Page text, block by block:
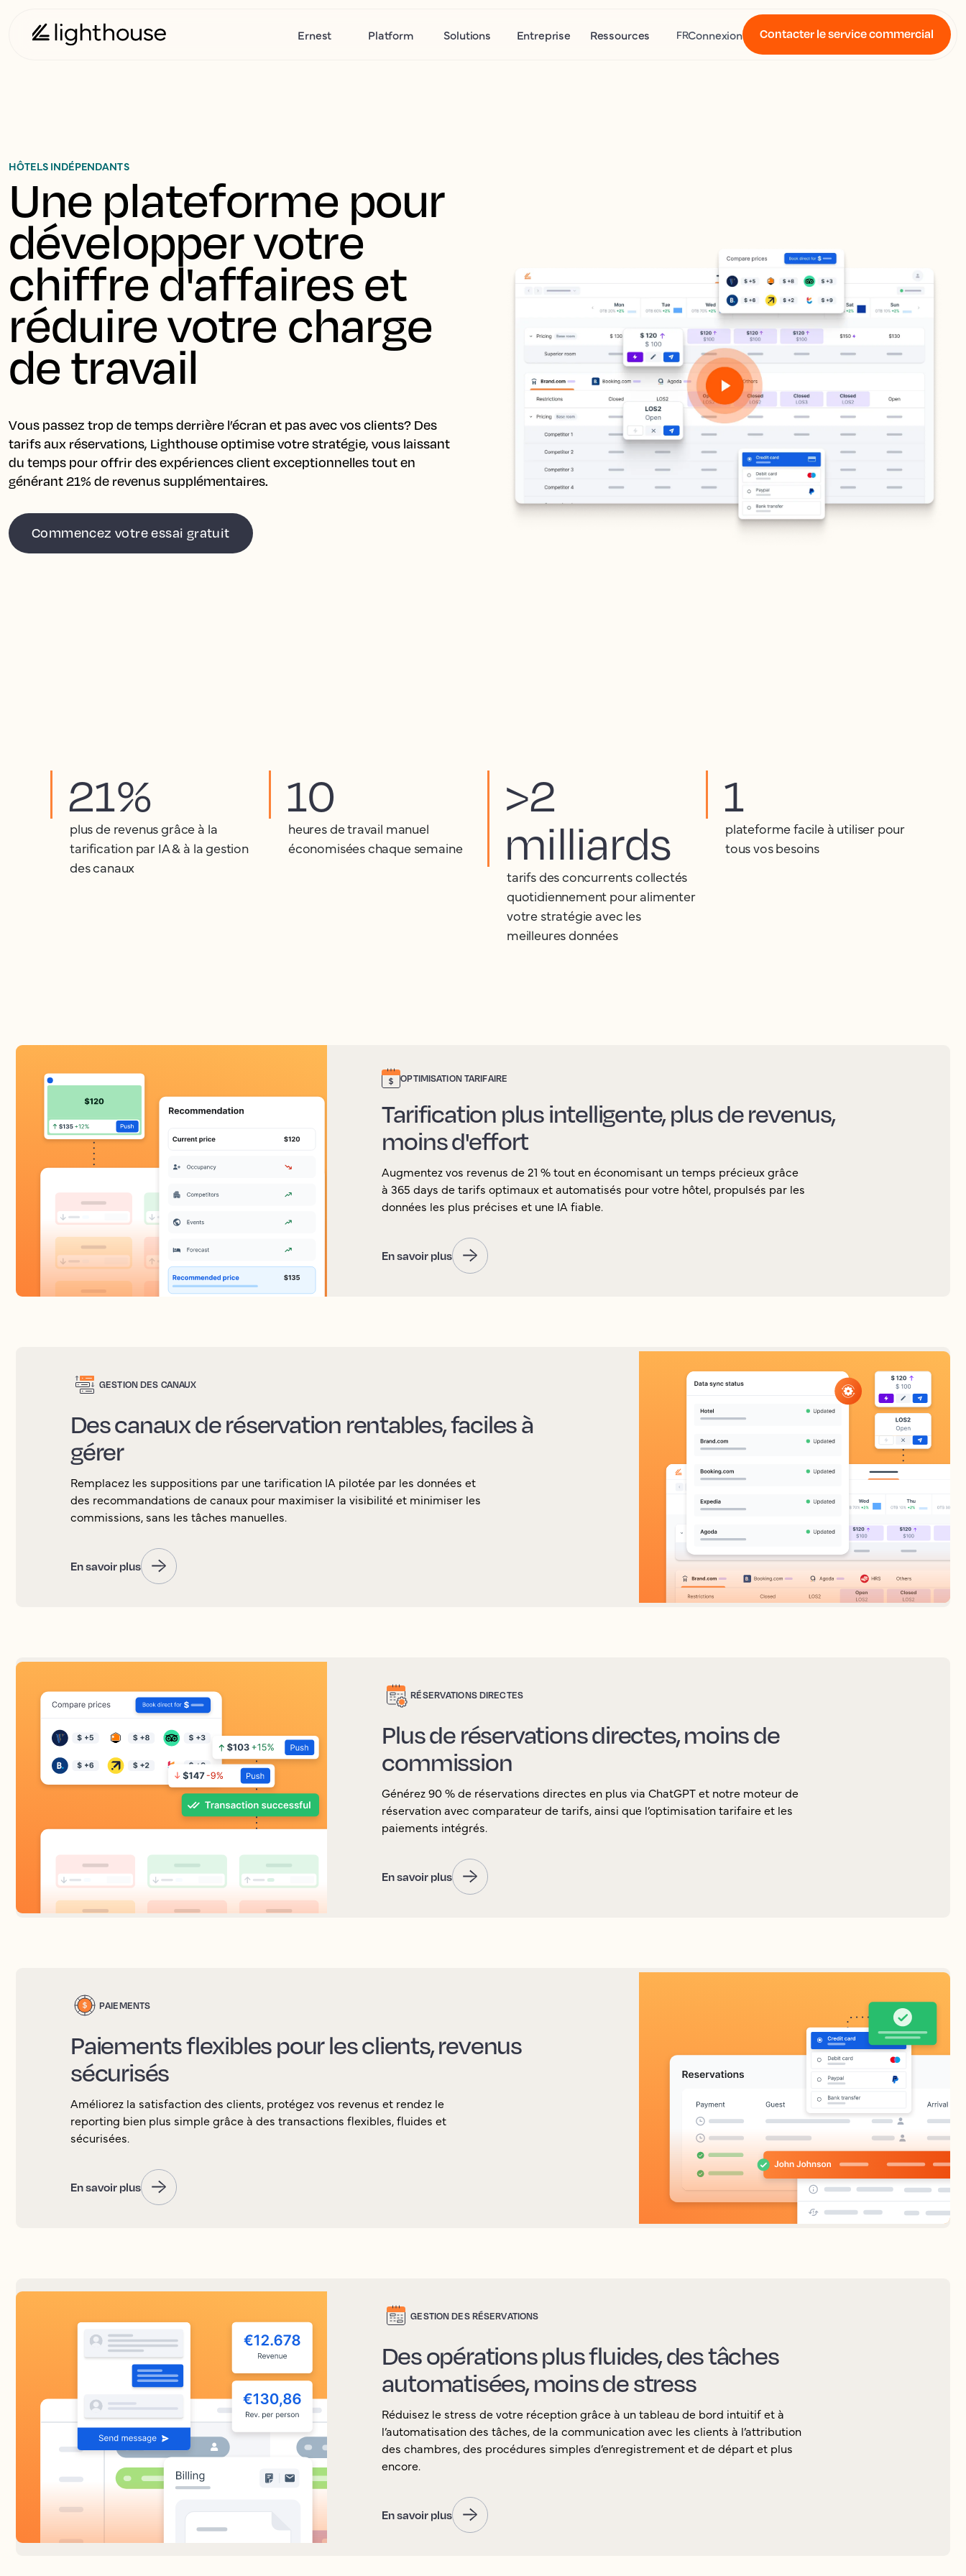
Ernest Platform Solutions Entreprise Ressources FRConnexion Contacter le service commercial
HÔTELS INDÉPENDANTS
Une plateforme pour
développer votre
chiffre d'affaires et
réduire votre charge
de travail
Vous passez trop de temps derrière l’écran et pas avec vos clients? Des
tarifs aux réservations, Lighthouse optimise votre stratégie, vous laissant
du temps pour offrir des expériences client exceptionnelles tout en
générant 21% de revenus supplémentaires.
Commencez votre essai gratuit
21%
plus de revenus grâce à la
tarification par IA & à la gestion
des canaux
10
heures de travail manuel
économisées chaque semaine
>2
milliards
tarifs des concurrents collectés
quotidiennement pour alimenter
votre stratégie avec les
meilleures données
1
plateforme facile à utiliser pour
tous vos besoins
OPTIMISATION TARIFAIRE
Tarification plus intelligente, plus de revenus,
moins d'effort
Augmentez vos revenus de 21 % tout en économisant un temps précieux grâce
à 365 days de tarifs optimaux et automatisés pour votre hôtel, propulsés par les
données les plus précises et une IA fiable.
En savoir plus
GESTION DES CANAUX
Des canaux de réservation rentables, faciles à
gérer
Remplacez les suppositions par une tarification IA pilotée par les données et
des recommandations de canaux pour maximiser la visibilité et minimiser les
commissions, sans les tâches manuelles.
En savoir plus
RÉSERVATIONS DIRECTES
Plus de réservations directes, moins de
commission
Générez 90 % de réservations directes en plus via ChatGPT et notre moteur de
réservation avec comparateur de tarifs, ainsi que l’optimisation tarifaire et les
paiements intégrés.
En savoir plus
PAIEMENTS
Paiements flexibles pour les clients, revenus
sécurisés
Améliorez la satisfaction des clients, protégez vos revenus et rendez le
reporting bien plus simple grâce à des transactions flexibles, fluides et
sécurisées.
En savoir plus
GESTION DES RÉSERVATIONS
Des opérations plus fluides, des tâches
automatisées, moins de stress
Réduisez le stress de votre réception grâce à un tableau de bord intuitif et à
l’automatisation des tâches, de la communication avec les clients à l’attribution
des chambres, des procédures simples d’enregistrement et de départ et plus
encore.
En savoir plus